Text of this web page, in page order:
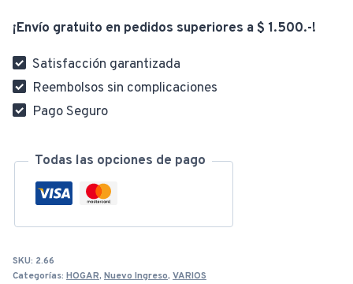
De
Medicamentos
7
Días
cantidad
¡Envío gratuito en pedidos superiores a $ 1.500.-!
Satisfacción garantizada
Reembolsos sin complicaciones
Pago Seguro
Todas las opciones de pago
SKU: 2.66
Categorías: HOGAR, Nuevo Ingreso, VARIOS